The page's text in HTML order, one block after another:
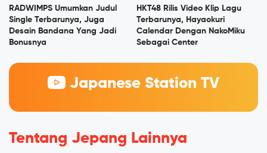
RADWIMPS Umumkan Judul
Single Terbarunya, Juga
Desain Bandana Yang Jadi
Bonusnya
HKT48 Rilis Video Klip Lagu
Terbarunya, Hayaokuri
Calendar Dengan NakoMiku
Sebagai Center
Japanese Station TV
Tentang Jepang Lainnya